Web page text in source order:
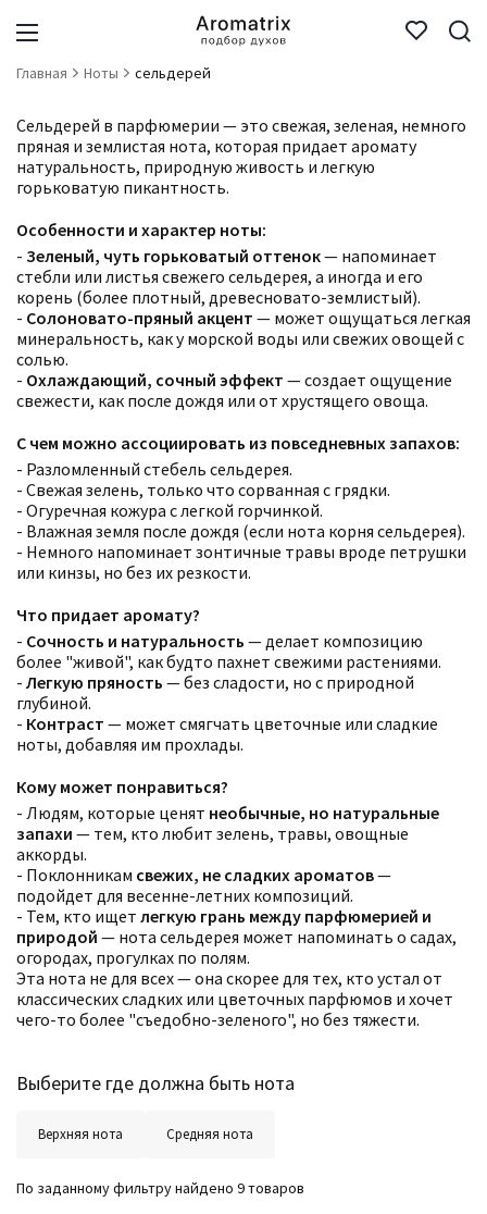
Главная Ноты сельдерей
Сельдерей в парфюмерии — это свежая, зеленая, немного
пряная и землистая нота, которая придает аромату
натуральность, природную живость и легкую
горьковатую пикантность.
Особенности и характер ноты:
- Зеленый, чуть горьковатый оттенок— напоминает
стебли или листья свежего сельдерея, а иногда и его
корень (более плотный, древесновато-землистый).
- Солоновато-пряный акцент — может ощущаться легкая
минеральность, как у морской воды или свежих овощей с
солью.
- Охлаждающий, сочный эффект — создает ощущение
свежести, как после дождя или от хрустящего овоща.
С чем можно ассоциировать из повседневных запахов:
- Разломленный стебель сельдерея.
- Свежая зелень, только что сорванная с грядки.
- Огуречная кожура с легкой горчинкой.
- Влажная земля после дождя (если нота корня сельдерея).
- Немного напоминает зонтичные травы вроде петрушки
или кинзы, но без их резкости.
Что придает аромату?
- Сочность и натуральность — делает композицию
более "живой", как будто пахнет свежими растениями.
- Легкую пряность — без сладости, но с природной
глубиной.
- Контраст — может смягчать цветочные или сладкие
ноты, добавляя им прохлады.
Кому может понравиться?
- Людям, которые ценят необычные, но натуральные
запахи — тем, кто любит зелень, травы, овощные
аккорды.
- Поклонникам свежих, не сладких ароматов—
подойдет для весенне-летних композиций.
- Тем, кто ищет легкую грань между парфюмерией и
природой — нота сельдерея может напоминать о садах,
огородах, прогулках по полям.
Эта нота не для всех — она скорее для тех, кто устал от
классических сладких или цветочных парфюмов и хочет
чего-то более "съедобно-зеленого", но без тяжести.
Выберите где должна быть нота
Верхняя нота Средняя нота
По заданному фильтру найдено 9 товаров
Фильтры Сбросить все